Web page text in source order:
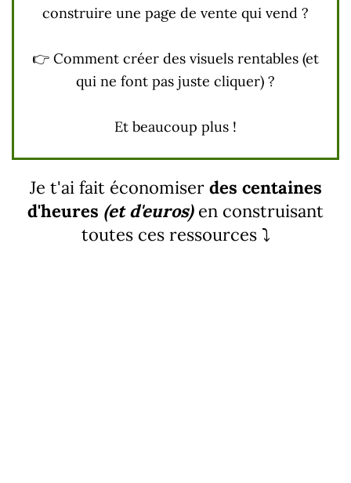
construire une page de vente qui vend ?
👉 Comment créer des visuels rentables (et
qui ne font pas juste cliquer) ?
Et beaucoup plus !
Je t'ai fait économiser des centaines
d'heures (et d'euros) en construisant
toutes ces ressources ⤵️